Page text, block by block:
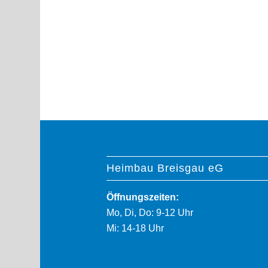
Heimbau Breisgau eG
Öffnungszeiten:
Mo, Di, Do: 9-12 Uhr
Mi: 14-18 Uhr